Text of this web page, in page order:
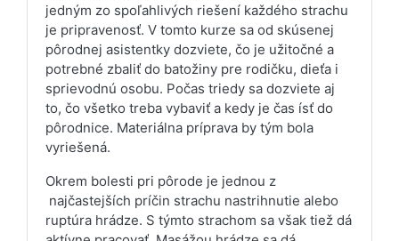
jedným zo spoľahlivých riešení každého strachu
je pripravenosť. V tomto kurze sa od skúsenej
pôrodnej asistentky dozviete, čo je užitočné a
potrebné zbaliť do batožiny pre rodičku, dieťa i
sprievodnú osobu. Počas triedy sa dozviete aj
to, čo všetko treba vybaviť a kedy je čas ísť do
pôrodnice. Materiálna príprava by tým bola
vyriešená.
Okrem bolesti pri pôrode je jednou z
najčastejších príčin strachu nastrihnutie alebo
ruptúra hrádze. S týmto strachom sa však tiež dá